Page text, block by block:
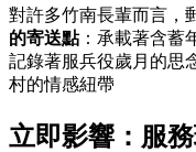
對許多竹南長輩而言，
的寄送點：承載著含蓄
記錄著服兵役歲月的思
村的情感紐帶
立即影響：服